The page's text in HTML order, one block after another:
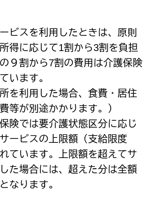
ビスを利用したときは、原則
得に応じて1割から3割を負担
９割から7割の費用は介護保険
います。
所を利用した場合、食費・居住
等が別途かかります。）
険では要介護状態区分に応じ
ービスの上限額（支給限度
ています。上限額を超えてサ
た場合には、超えた分は全額
なります。